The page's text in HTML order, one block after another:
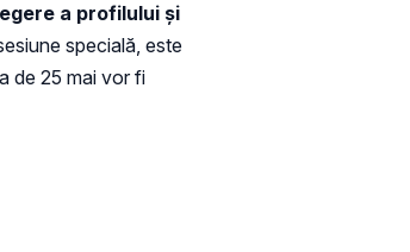
a profilului şi
specială, este
de 25 mai vor fi